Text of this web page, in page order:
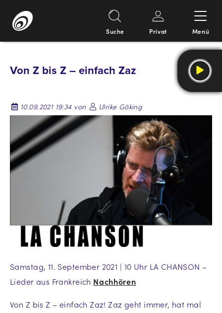
Inhalt
Suche Privat Menü
Von Z bis Z – einfach Zaz
10.09.2021 19:34 von Ulrike Göking
Samstag, 11. September 2021 | 10 Uhr LA CHANSON –
Lieder aus Frankreich Nachhören
Von Z bis Z – einfach Zaz! Zaz geht immer, hat mal